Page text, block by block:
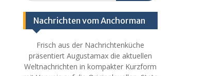
Nachrichten vom Anchorman
Frisch aus der Nachrichtenküche
präsentiert Augustamax die aktuellen
Weltnachrichten in kompakter Kurzform